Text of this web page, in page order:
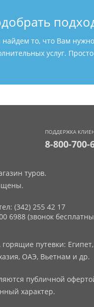
найдем то, что Вам
услуг.
ПОДДЕРЖКА
8-800-700-
туров.
(342) 255 42 17
6988 (звонок
путевки:
ОАЭ, Вьетнам и др.
публичной
характер.